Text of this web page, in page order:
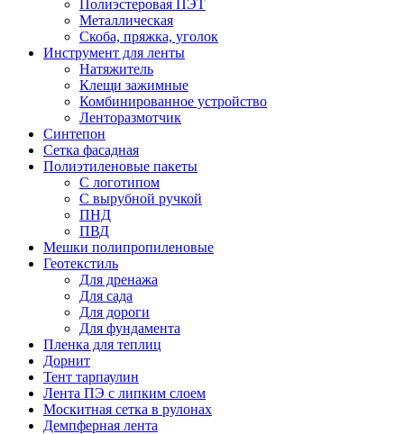
Полиэстеровая ПЭТ
Металлическая
Скоба, пряжка, уголок
Инструмент для ленты
Натяжитель
Клещи зажимные
Комбинированное устройство
Ленторазмотчик
Синтепон
Сетка фасадная
Полиэтиленовые пакеты
С логотипом
С вырубной ручкой
ПНД
ПВД
Мешки полипропиленовые
Геотекстиль
Для дренажа
Для сада
Для дороги
Для фундамента
Пленка для теплиц
Дорнит
Тент тарпаулин
Лента ПЭ с липким слоем
Москитная сетка в рулонах
Демпферная лента